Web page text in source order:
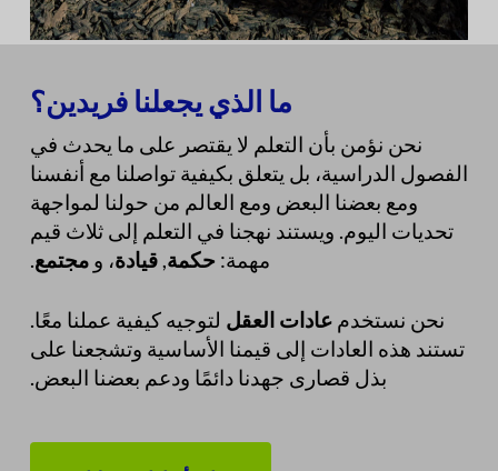
ما الذي يجعلنا فريدين؟
نحن نؤمن بأن التعلم لا يقتصر على ما يحدث في
الفصول الدراسية، بل يتعلق بكيفية تواصلنا مع أنفسنا
ومع بعضنا البعض ومع العالم من حولنا لمواجهة
تحديات اليوم. ويستند نهجنا في التعلم إلى ثلاث قيم
مهمة:حكمة,قيادة، ومجتمع.
نحن نستخدمعادات العقل لتوجيه كيفية عملنا معًا.
تستند هذه العادات إلى قيمنا الأساسية وتشجعنا على
بذل قصارى جهدنا دائمًا ودعم بعضنا البعض.